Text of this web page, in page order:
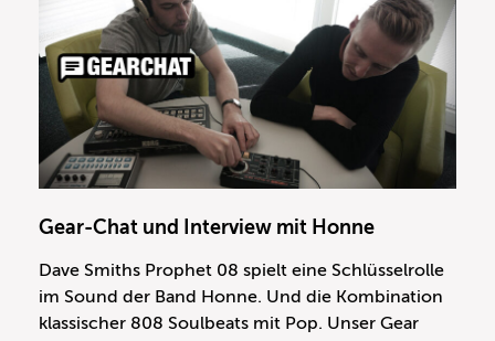
Gear-Chat und Interview mit Honne
Dave Smiths Prophet 08 spielt eine Schlüsselrolle
im Sound der Band Honne. Und die Kombination
klassischer 808 Soulbeats mit Pop. Unser Gear